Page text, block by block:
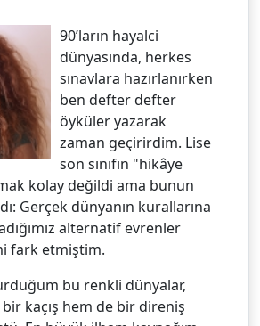
90’ların hayalci
dünyasında, herkes
sınavlara hazırlanırken
ben defter defter
öyküler yazarak
zaman geçirirdim. Lise
son sınıfın "hikâye
kolay değildi ama bunun
Gerçek dünyanın kurallarına
alternatif evrenler
fark etmiştim.
bu renkli dünyalar,
kaçış hem de bir direniş